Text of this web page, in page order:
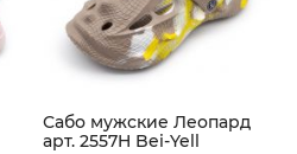
Сабо мужские Леопард
арт. 2557H Bei-Yell